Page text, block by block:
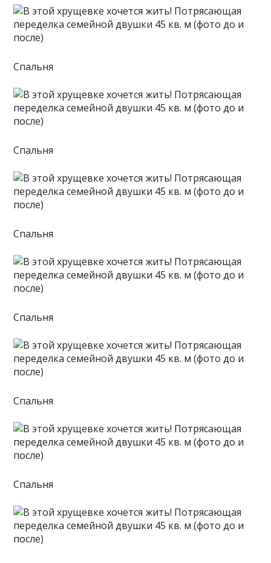
Спальня
Спальня
Спальня
Спальня
Спальня
Спальня